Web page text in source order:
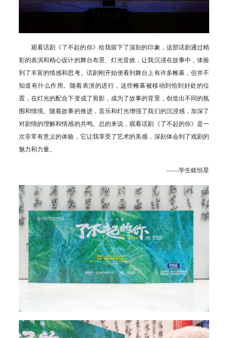
观看话剧《了不起的你》给我留下了深刻的印象，这部话剧通过精
彩的表演和精心设计的舞台布景、灯光音效，让我沉浸在故事中，体验
到了丰富的情感和思考。话剧刚开始便看到舞台上有许多帷幕，但并不
知道有什么作用。随着表演的进行，这些帷幕被移动到恰到好处的位
置，在灯光的配合下变成了剪影，成为了故事的背景，创造出不同的氛
围和情境。随着故事的推进，音乐和灯光增强了我们的沉浸感，加深了
对剧情的理解和情感的共鸣。总的来说，观看话剧《了不起的你》是一
次非常有意义的体验，它让我享受了艺术的美感，深刻体会到了戏剧的
魅力和力量。
——学生岐恒星